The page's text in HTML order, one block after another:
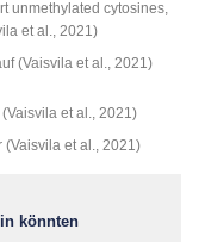
(Vaisvila et al., 2021)
et al., 2021)
könnten